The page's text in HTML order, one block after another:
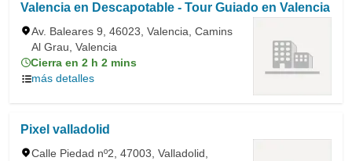
Valencia en Descapotable - Tour Guiado en Valencia
Av. Baleares 9, 46023, Valencia, Camins
Al Grau, Valencia
Cierra en 2 h 2 mins
más detalles
Pixel valladolid
Calle Piedad nº2, 47003, Valladolid,